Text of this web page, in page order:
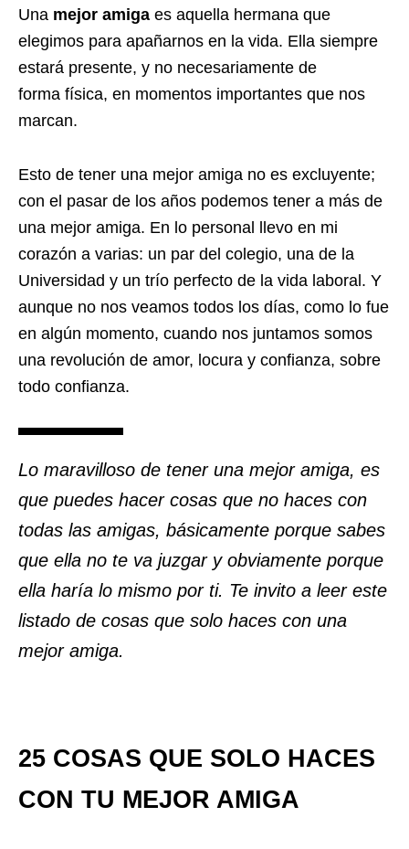
Una mejor amiga es aquella hermana que
elegimos para apañarnos en la vida. Ella siempre
estará presente, y no necesariamente de
forma física, en momentos importantes que nos
marcan.
Esto de tener una mejor amiga no es excluyente;
con el pasar de los años podemos tener a más de
una mejor amiga. En lo personal llevo en mi
corazón a varias: un par del colegio, una de la
Universidad y un trío perfecto de la vida laboral. Y
aunque no nos veamos todos los días, como lo fue
en algún momento, cuando nos juntamos somos
una revolución de amor, locura y confianza, sobre
todo confianza.
Lo maravilloso de tener una mejor amiga, es
que puedes hacer cosas que no haces con
todas las amigas, básicamente porque sabes
que ella no te va juzgar y obviamente porque
ella haría lo mismo por ti. Te invito a leer este
listado de cosas que solo haces con una
mejor amiga.
25 COSAS QUE SOLO HACES
CON TU MEJOR AMIGA